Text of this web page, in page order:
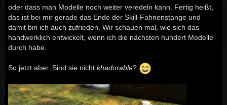
oder dass man Modelle noch weiter veredeln kann. Fertig heißt,
das ist bei mir gerade das Ende der Skill-Fahnenstange und
damit bin ich auch zufrieden. Wir schauen mal, wie sich das
handwerklich entwickelt, wenn ich die nächsten hundert Modelle
durch habe.
So jetzt aber. Sind sie nicht khadorable?